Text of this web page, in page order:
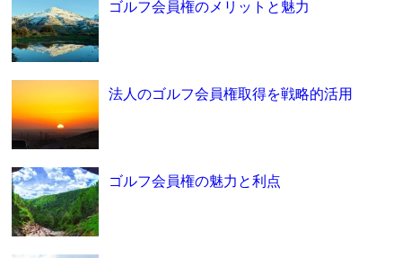
ゴルフ会員権のメリットと魅力
法人のゴルフ会員権取得を戦略的活用
ゴルフ会員権の魅力と利点